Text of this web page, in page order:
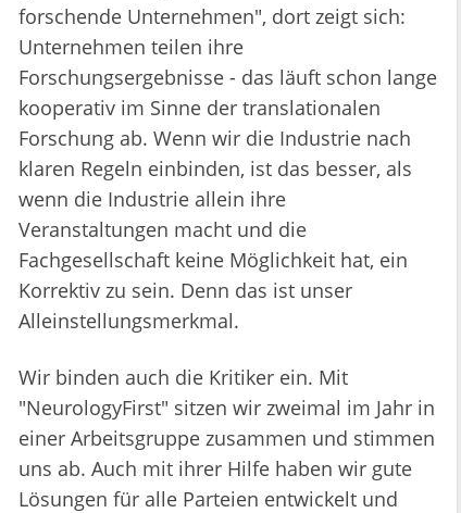
forschende Unternehmen", dort zeigt sich:
Unternehmen teilen ihre
Forschungsergebnisse - das läuft schon lange
kooperativ im Sinne der translationalen
Forschung ab. Wenn wir die Industrie nach
klaren Regeln einbinden, ist das besser, als
wenn die Industrie allein ihre
Veranstaltungen macht und die
Fachgesellschaft keine Möglichkeit hat, ein
Korrektiv zu sein. Denn das ist unser
Alleinstellungsmerkmal.
Wir binden auch die Kritiker ein. Mit
"NeurologyFirst" sitzen wir zweimal im Jahr in
einer Arbeitsgruppe zusammen und stimmen
uns ab. Auch mit ihrer Hilfe haben wir gute
Lösungen für alle Parteien entwickelt und